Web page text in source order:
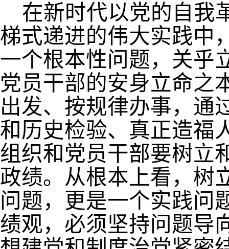
在新时代以党的自我
梯式递进的伟大实践中
一个根本性问题，关乎
党员干部的安身立命之
出发、按规律办事，通
和历史检验、真正造福
组织和党员干部要树立
政绩。从根本上看，树
问题，更是一个实践问
绩观，必须坚持问题导